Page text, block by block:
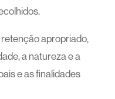
apropriado,
a natureza e a
e as finalidades